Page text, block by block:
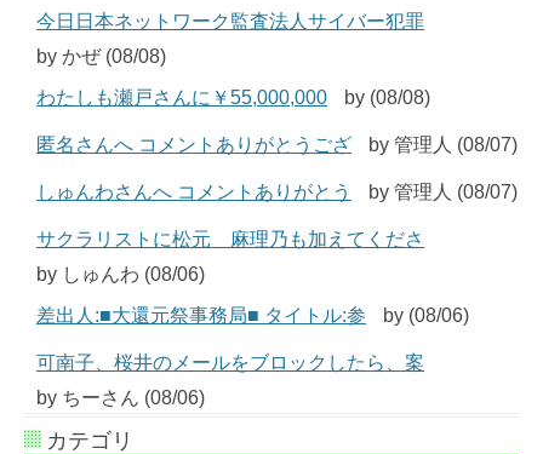
今日日本ネットワーク監査法人サイバー犯罪
by かぜ (08/08)
わたしも瀬戸さんに￥55,000,000
by (08/08)
匿名さんへ コメントありがとうござ by 管理人 (08/07)
しゅんわさんへ コメントありがとう by 管理人 (08/07)
サクラリストに松元 麻理乃も加えてくださ
by しゅんわ (08/06)
差出人:■大還元祭事務局■ タイトル:参
by (08/06)
可南子、桜井のメールをブロックしたら、案
by ちーさん (08/06)
カテゴリ